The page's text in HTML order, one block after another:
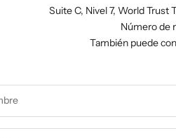
Suite C, Nivel 7, World
Número de
También puede